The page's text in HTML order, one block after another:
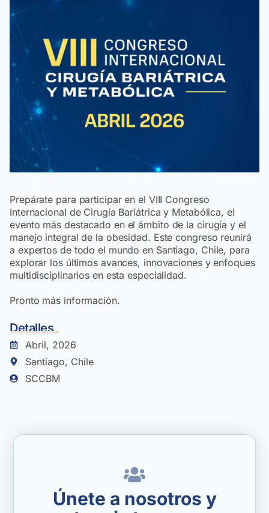
Prepárate para participar en el VIII Congreso
Internacional de Cirugía Bariátrica y Metabólica, el
evento más destacado en el ámbito de la cirugía y el
manejo integral de la obesidad. Este congreso reunirá
a expertos de todo el mundo en Santiago, Chile, para
explorar los últimos avances, innovaciones y enfoques
multidisciplinarios en esta especialidad.
Pronto más información.
Detalles
Abril, 2026
Santiago, Chile
SCCBM
Únete a nosotros y